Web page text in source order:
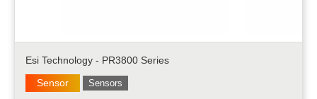
Esi Technology - PR3800 Series
Sensor
Sensors